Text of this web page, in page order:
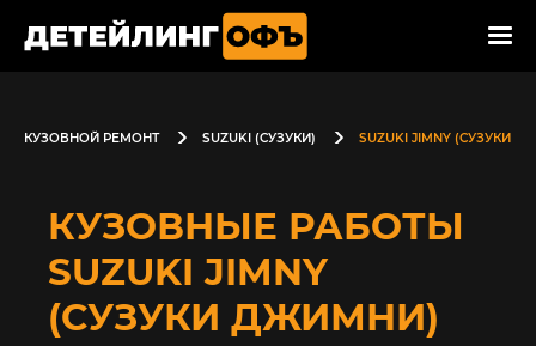
КУЗОВНОЙ РЕМОНТ SUZUKI (СУЗУКИ) SUZUKI JIMNY (СУЗУКИ
КУЗОВНЫЕ РАБОТЫ
SUZUKI JIMNY
(СУЗУКИ ДЖИМНИ)